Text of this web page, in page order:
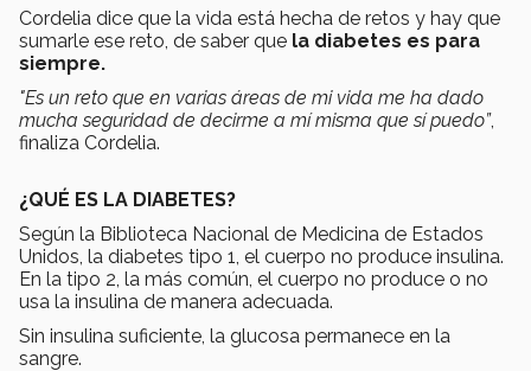
Cordelia dice que la vida está hecha de retos y hay que
sumarle ese reto, de saber que la diabetes es para
siempre.
"Es un reto que en varias áreas de mi vida me ha dado
mucha seguridad de decirme a mí misma que sí puedo”,
finaliza Cordelia.
¿QUÉ ES LA DIABETES?
Según la Biblioteca Nacional de Medicina de Estados
Unidos, la diabetes tipo 1, el cuerpo no produce insulina.
En la tipo 2, la más común, el cuerpo no produce o no
usa la insulina de manera adecuada.
Sin insulina suficiente, la glucosa permanece en la
sangre.